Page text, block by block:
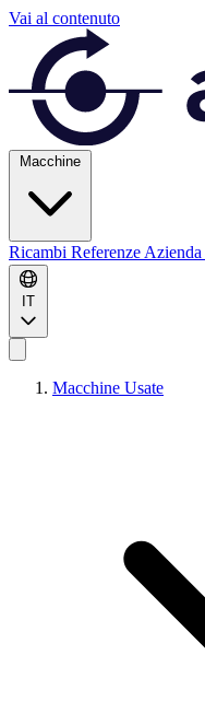
Vai al contenuto
Macchine
Ricambi Referenze Azienda
IT
Macchine Usate